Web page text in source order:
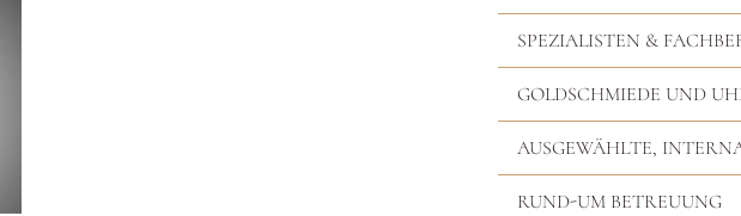
SPEZIALISTEN &
GOLDSCHMIEDE UND
AUSGEWÄHLTE,
RUND-UM BETREUUNG